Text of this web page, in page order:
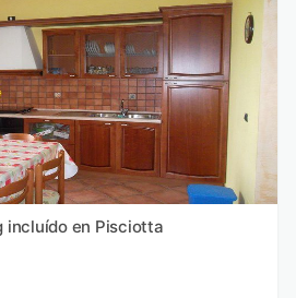
incluído en Pisciotta